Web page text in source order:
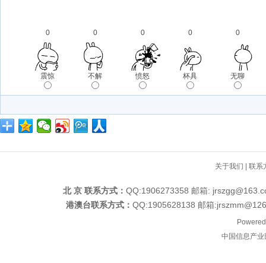
0
震惊
0
不解
0
愤怒
0
杯具
0
无聊
关于我们 | 联系
北 京 联系方式： QQ:1906273358 邮箱:
港澳台联系方式： QQ:1905628138 邮箱
中国信息产